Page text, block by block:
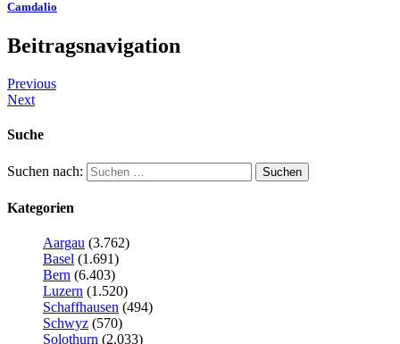
Camdalio
Beitragsnavigation
Previous
Next
Suche
Suchen nach:
Kategorien
Aargau (3.762)
Basel (1.691)
Bern (6.403)
Luzern (1.520)
Schaffhausen (494)
Schwyz (570)
Solothurn (2.033)